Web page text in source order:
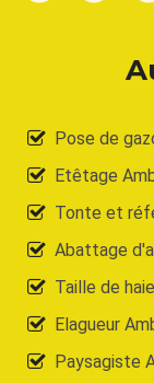
Pose de
Etêtage
Tonte et
Abattage
Taille de
Elagueur
Paysagiste